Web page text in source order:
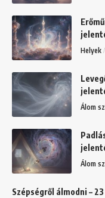
Helyek
Álom
Álom
Szépségről álmodni –